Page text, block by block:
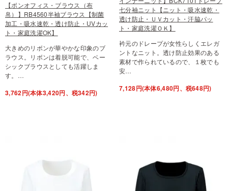
【ボンオフィス・ブラウス（布
帛）】RB4560半袖ブラウス【制菌
加工・吸水速乾・透け防止・UVカッ
ト・家庭洗濯OK】
大きめのリボンが華やかな印象のブ
ラウス。リボンは着脱可能で、ベー
シックブラウスとしても活躍しま
す。…
3,762円(本体3,420円、税342円)
七分袖ニット【ニット・吸水速乾・
透け防止・ＵＶカット・汗脇パッ
ト・家庭洗濯ＯＫ】
衿元のドレープが女性らしくエレガ
ントなニット。透け防止効果のある
素材で作られているので、１枚でも
安…
7,128円(本体6,480円、税648円)